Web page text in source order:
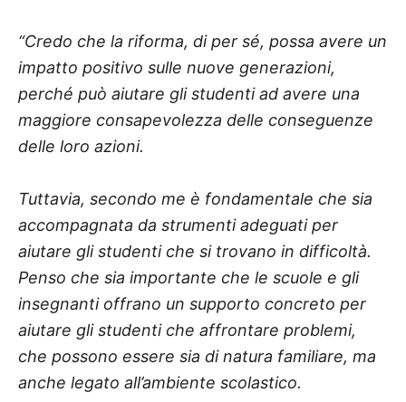
“Credo che la riforma, di per sé, possa avere un
impatto positivo sulle nuove generazioni,
perché può aiutare gli studenti ad avere una
maggiore consapevolezza delle conseguenze
delle loro azioni.
Tuttavia, secondo me è fondamentale che sia
accompagnata da strumenti adeguati per
aiutare gli studenti che si trovano in difficoltà.
Penso che sia importante che le scuole e gli
insegnanti offrano un supporto concreto per
aiutare gli studenti che affrontare problemi,
che possono essere sia di natura familiare, ma
anche legato all’ambiente scolastico.